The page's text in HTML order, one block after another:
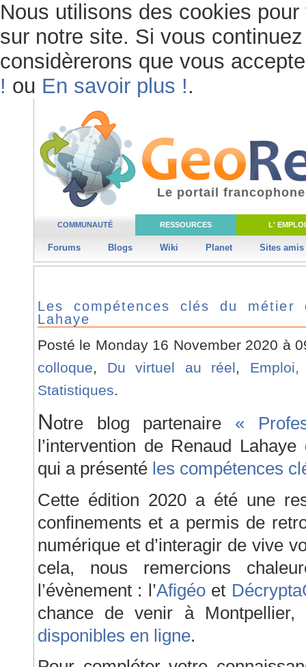
Nous utilisons des cookies
sur notre site. Si vous
considèrerons que vous
! ou En savoir plus !.
COMMUNAUTÉ RESSOURCES L' EMPLOI
Forums Blogs Wiki Planet Sites amis
Le portail
Les compétences clés du métier
Lahaye
Posté le Monday 16 November 2020 à
colloque, Du virtuel au réel,
Statistiques.
Notre blog partenaire «
l’intervention de Renaud
qui a présenté les compétences
Cette édition 2020 a été une
confinements et a permis de
numérique et d’interagir de vive
cela, nous remercions
l’évènement : l’Afigéo et
chance de venir à
disponibles en ligne.